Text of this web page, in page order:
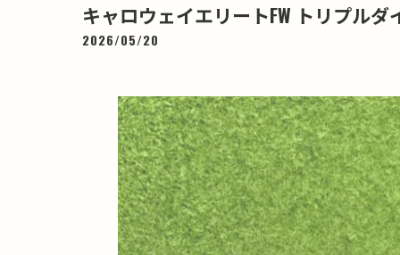
キャロウェイエリートFW トリプルダ
2026/05/20